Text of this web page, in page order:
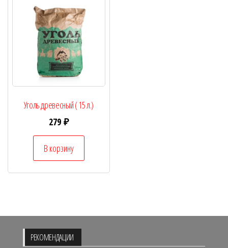
Уголь древесный ( 15 л.)
279 ₽
В корзину
РЕКОМЕНДАЦИИ